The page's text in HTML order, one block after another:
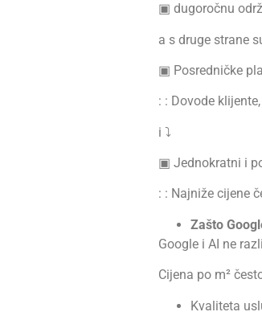
▣ dugoročnu
a s druge strane
▣ Posredničke
: : Dovode
i ⤵︎
▣ Jednokratni i
: : Najniže cijene
Zašto
Google i AI ne
Cijena po m²
Kvaliteta